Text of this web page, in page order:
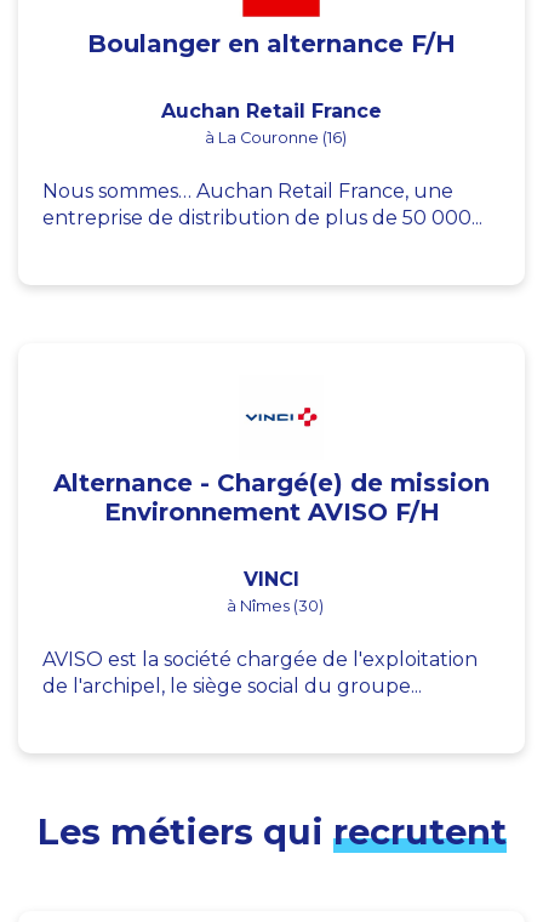
Boulanger en alternance F/H
Auchan Retail France
à La Couronne (16)
Nous sommes… Auchan Retail France, une
entreprise de distribution de plus de 50 000...
Alternance - Chargé(e) de mission
Environnement AVISO F/H
VINCI
à Nîmes (30)
AVISO est la société chargée de l'exploitation
de l'archipel, le siège social du groupe...
Les métiers qui recrutent